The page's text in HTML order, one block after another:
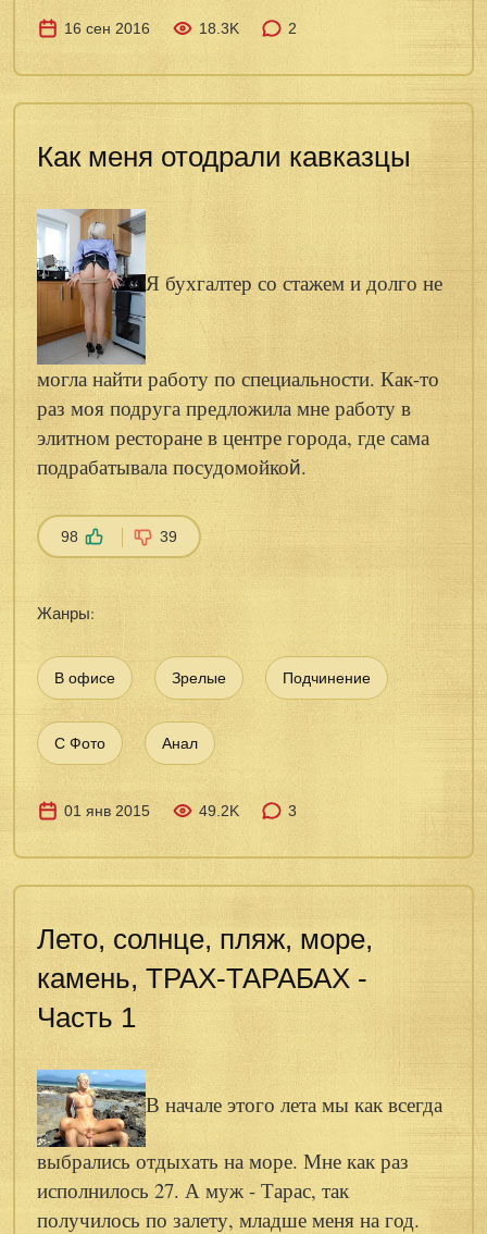
16 сен 2016 18.3K 2
Как меня отодрали кавказцы
Я бухгалтер со стажем и долго не
могла найти работу по специальности. Как-то
раз моя подруга предложила мне работу в
элитном ресторане в центре города, где сама
подрабатывала посудомойкой.
98 39
Жанры:
В офисе Зрелые Подчинение
С Фото Анал
01 янв 2015 49.2K 3
Лето, солнце, пляж, море,
камень, ТРАХ-ТАРАБАХ -
Часть 1
В начале этого лета мы как всегда
выбрались отдыхать на море. Мне как раз
исполнилось 27. А муж - Тарас, так
получилось по залету, младше меня на год.